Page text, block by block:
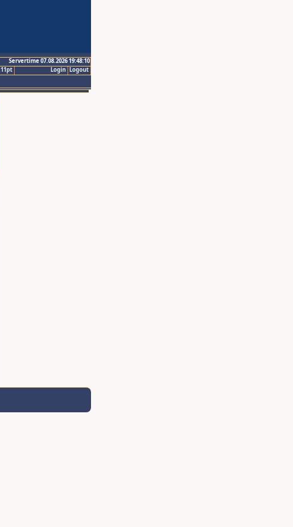
Servertime 07.08.2026 19:48:10
Logout
Login